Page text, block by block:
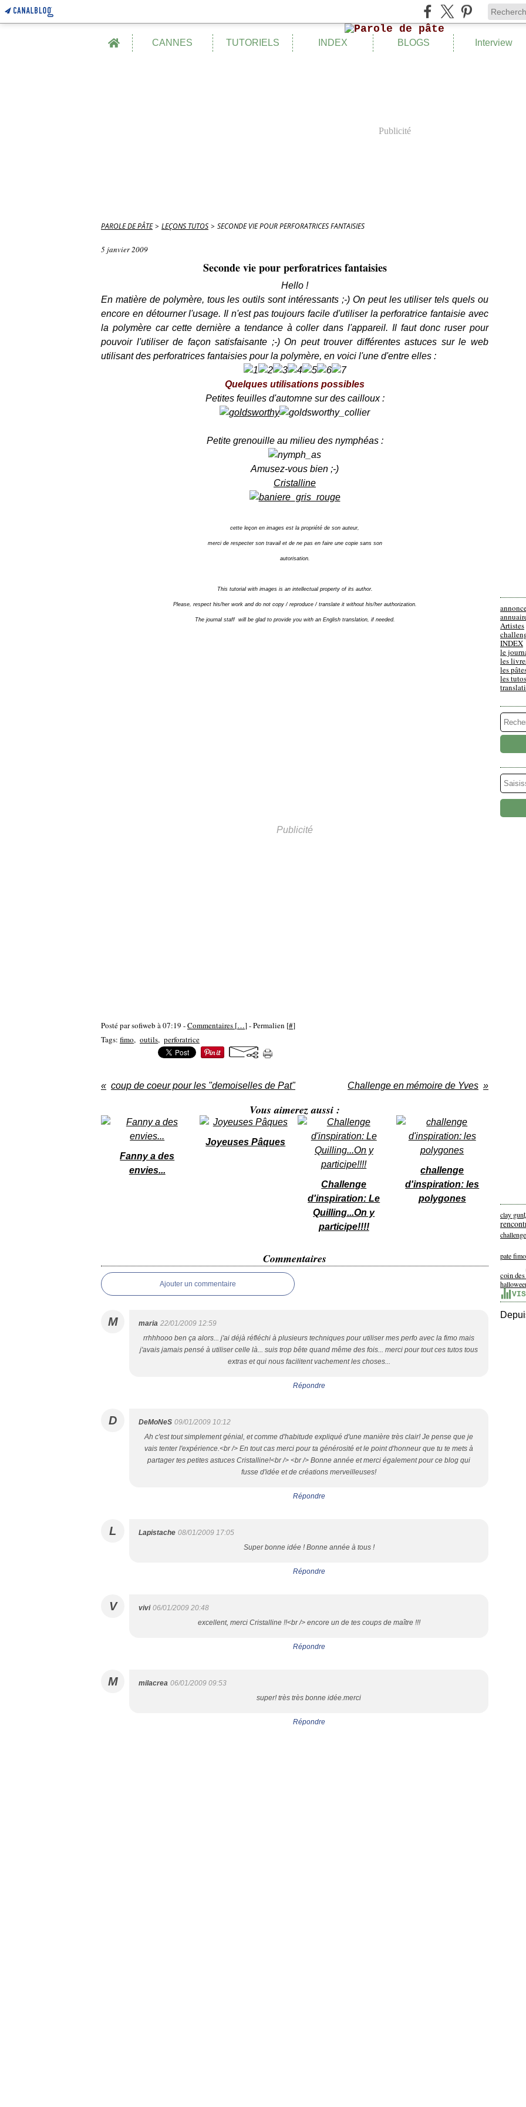
Home CANNES TUTORIELS INDEX BLOGS Interview
Publicité
PAROLE DE PÂTE > LEÇONS TUTOS > SECONDE VIE POUR PERFORATRICES FANTAISIES
5 janvier 2009
Seconde vie pour perforatrices fantaisies
Hello !
En matière de polymère, tous les outils sont intéressants ;-) On peut les utiliser tels quels ou
encore en détourner l'usage. Il n'est pas toujours facile d'utiliser la perforatrice fantaisie avec
la polymère car cette dernière a tendance à coller dans l'appareil. Il faut donc ruser pour
pouvoir l'utiliser de façon satisfaisante ;-) On peut trouver différentes astuces sur le web
utilisant des perforatrices fantaisies pour la polymère, en voici l'une d'entre elles :
Quelques utilisations possibles
Petites feuilles d'automne sur des cailloux :
Petite grenouille au milieu des nymphéas :
Amusez-vous bien ;-)
Cristalline
cette leçon en images est la propriété de son auteur,
merci de respecter son travail et de ne pas en faire une copie sans son
autorisation.
This tutorial with images is an intellectual property of its author.
Please, respect his/her work and do not copy / reproduce / translate it without his/her authorization.
The journal staff will be glad to provide you with an English translation, if needed.
Publicité
Posté par sofiweb à 07:19 -Commentaires […]- Permalien [#]
Tags: fimo, outils, perforatrice
coup de coeur pour les "demoiselles de Pat" Challenge en mémoire de Yves
Vous aimerez aussi :
Fanny a des
envies...
Joyeuses Pâques
Challenge
d'inspiration: Le
Quilling...On y
participe!!!!
challenge
d'inspiration: les
polygones
Commentaires
Ajouter un commentaire
M maria 22/01/2009 12:59
rrhhhooo ben ça alors... j'ai déjà réfléchi à plusieurs techniques pour utiliser mes perfo avec la fimo mais
j'avais jamais pensé à utiliser celle là... suis trop bête quand même des fois... merci pour tout ces tutos tous
extras et qui nous facilitent vachement les choses...
Répondre
D DeMoNeS 09/01/2009 10:12
Ah c'est tout simplement génial, et comme d'habitude expliqué d'une manière très clair! Je pense que je
vais tenter l'expérience.<br /> En tout cas merci pour ta générosité et le point d'honneur que tu te mets à
partager tes petites astuces Cristalline!<br /> <br /> Bonne année et merci également pour ce blog qui
fusse d'idée et de créations merveilleuses!
Répondre
L Lapistache 08/01/2009 17:05
Super bonne idée ! Bonne année à tous !
Répondre
V vivi 06/01/2009 20:48
excellent, merci Cristalline !!<br /> encore un de tes coups de maître !!!
Répondre
M milacrea 06/01/2009 09:53
super! très très bonne idée.merci
Répondre
Artistes
INDEX
le
les
les
les tutos
clay gun
pate fimo
coin